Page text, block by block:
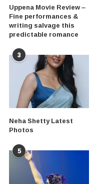
Uppena Movie Review –
Fine performances &
writing salvage this
predictable romance
3
Neha Shetty Latest
Photos
5